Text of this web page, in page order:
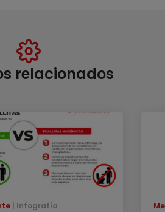
relacionados
Infografía